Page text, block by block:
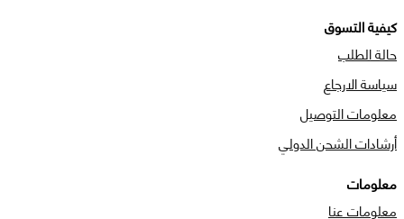
كيفية التسوق
حالة الطلب
سياسة الارجاع
معلومات التوصيل
أرشادات الشحن الدولي
معلومات
معلومات عنا